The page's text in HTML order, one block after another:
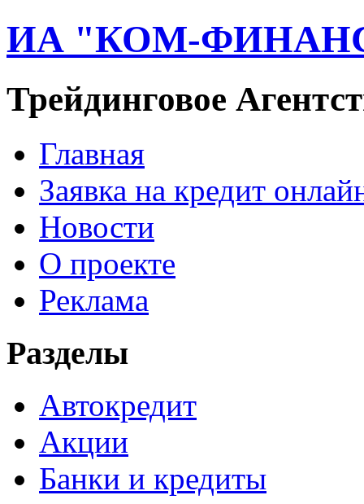
ИА "КОМ-
Трейдинговое
Главная
Заявка на кредит
Новости
О проекте
Реклама
Разделы
Автокредит
Акции
Банки и кредиты